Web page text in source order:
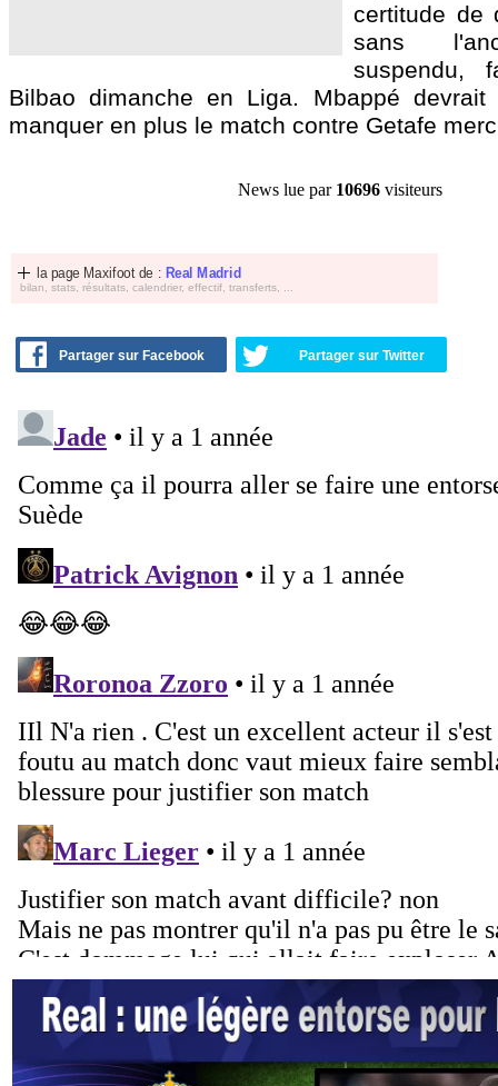
certitude de
sans
suspendu,
Bilbao dimanche en Liga. Mbappé devrait
manquer en plus le match contre Getafe
News lue par 10696 visiteurs
la page Maxifoot de : Real Madrid
bilan, stats, résultats, calendrier, effectif, transferts, ...
Partager sur Facebook Partager sur Twitter